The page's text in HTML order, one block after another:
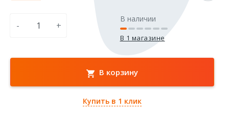
- +
В наличии
В 1 магазине
В корзину
Купить в 1 клик